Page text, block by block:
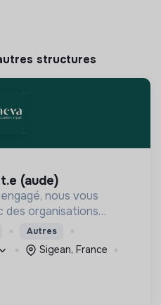
structures
(aude)
nous vous
organisations
afin d'œuvrer
Autres
Sigean, France